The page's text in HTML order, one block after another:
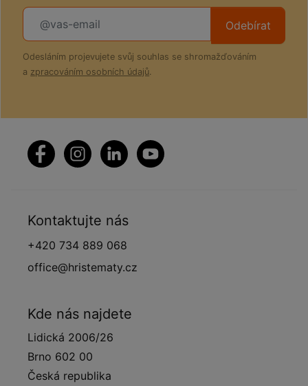
Odebírat
Odesláním projevujete svůj souhlas se shromažďováním
a zpracováním osobních údajů.
Kontaktujte nás
+420 734 889 068
office@hristematy.cz
Kde nás najdete
Lidická 2006/26
Brno 602 00
Česká republika